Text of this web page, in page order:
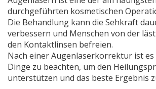
durchgeführten kosmetischen
Die Behandlung kann die Sehkraft
verbessern und Menschen von der
den Kontaktlinsen befreien.
Nach einer Augenlaserkorrektur ist
Dinge zu beachten, um den
unterstützen und das beste Ergebnis